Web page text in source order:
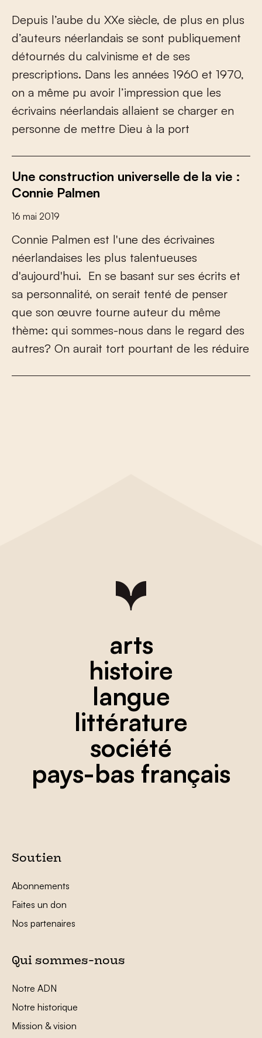
Depuis l’aube du XXe siècle, de plus en plus
d’auteurs néerlandais se sont publiquement
détournés du calvinisme et de ses
prescriptions. Dans les années 1960 et 1970,
on a même pu avoir l’impression que les
écrivains néerlandais allaient se charger en
personne de mettre Dieu à la port
Une construction universelle de la vie :
Connie Palmen
16 mai 2019
Connie Palmen est l'une des écrivaines
néerlandaises les plus talentueuses
d'aujourd'hui. En se basant sur ses écrits et
sa personnalité, on serait tenté de penser
que son œuvre tourne auteur du même
thème: qui sommes-nous dans le regard des
autres? On aurait tort pourtant de les réduire
arts
histoire
langue
littérature
société
pays-bas français
Soutien
Abonnements
Faites un don
Nos partenaires
Qui sommes-nous
Notre ADN
Notre historique
Mission & vision